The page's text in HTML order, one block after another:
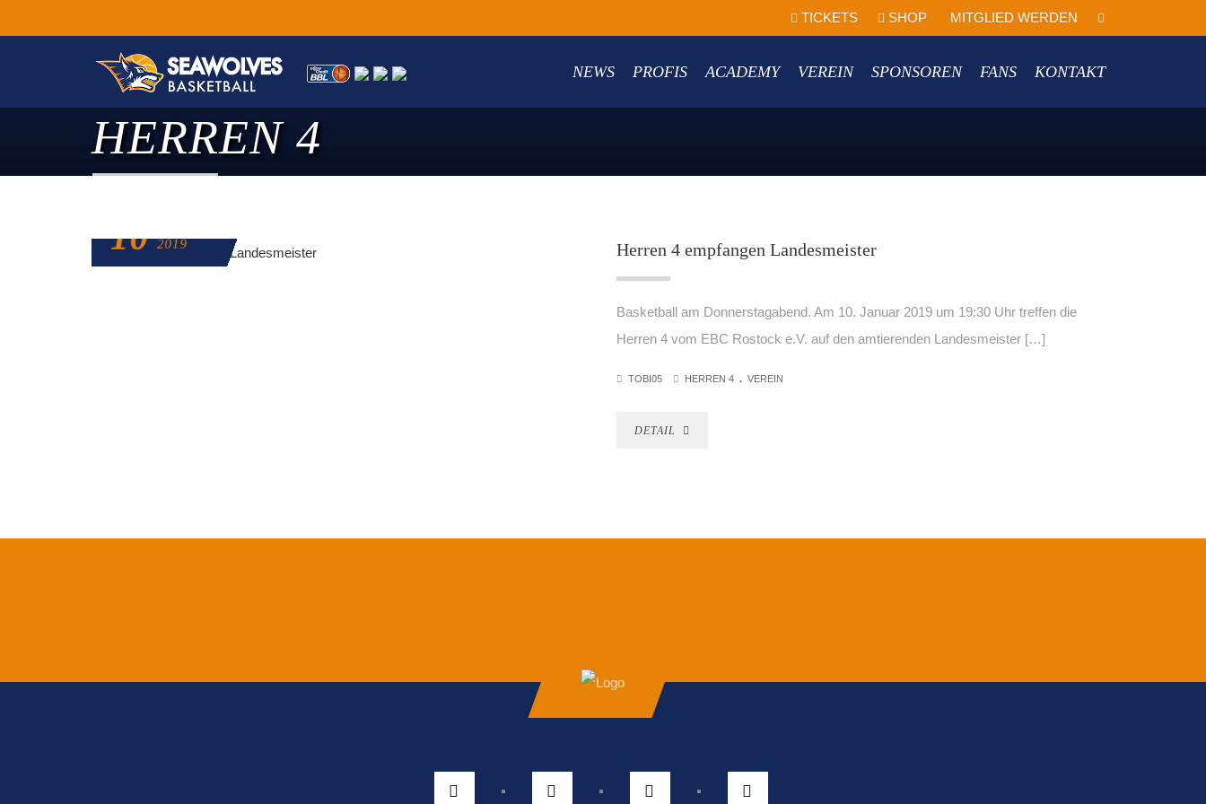
TICKETS SHOP MITGLIED WERDEN
NEWS PROFIS ACADEMY VEREIN SPONSOREN FANS KONTAKT
HERREN 4
10 2019
Herren 4 empfangen Landesmeister
Basketball am Donnerstagabend. Am 10. Januar 2019 um 19:30 Uhr treffen die
Herren 4 vom EBC Rostock e.V. auf den amtierenden Landesmeister […]
TOBI05 HERREN 4 . VEREIN
DETAIL